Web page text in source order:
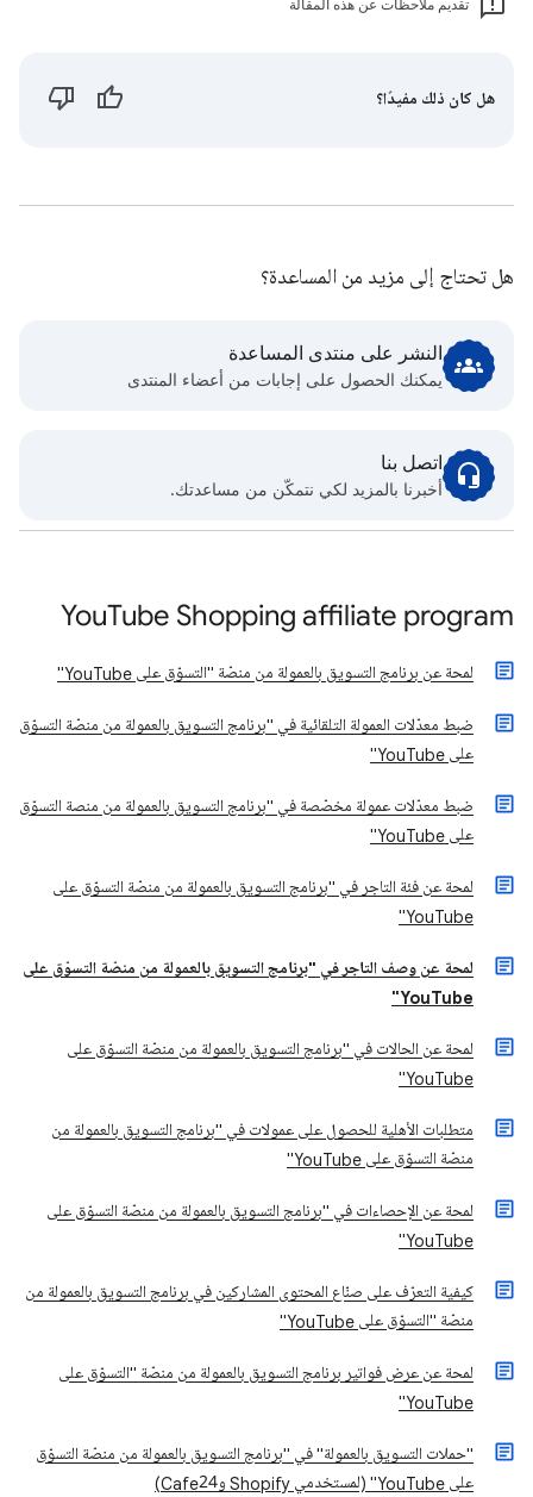
تقديم ملاحظات عن هذه المقالة
هل كان ذلك مفيدًا؟
هل تحتاج إلى مزيد من المساعدة؟
النشر على منتدى المساعدة
يمكنك الحصول على إجابات من أعضاء المنتدى
اتصل بنا
أخبرنا بالمزيد لكي نتمكّن من مساعدتك.
YouTube Shopping affiliate program
لمحة عن برنامج التسويق بالعمولة من منصّة "التسوّق على YouTube"
ضبط معدّلات العمولة التلقائية في "برنامج التسويق بالعمولة من منصّة التسوّق
على YouTube"
ضبط معدّلات عمولة مخصّصة في "برنامج التسويق بالعمولة من منصة التسوّق
على YouTube"
لمحة عن فئة التاجر في "برنامج التسويق بالعمولة من منصّة التسوّق على
YouTube"
لمحة عن وصف التاجر في "برنامج التسويق بالعمولة من منصّة التسوّق على
YouTube"
لمحة عن الحالات في "برنامج التسويق بالعمولة من منصّة التسوّق على
YouTube"
متطلبات الأهلية للحصول على عمولات في "برنامج التسويق بالعمولة من
منصّة التسوّق على YouTube"
لمحة عن الإحصاءات في "برنامج التسويق بالعمولة من منصّة التسوّق على
YouTube"
كيفية التعرّف على صنّاع المحتوى المشاركين في برنامج التسويق بالعمولة من
منصّة "التسوّق على YouTube"
لمحة عن عرض فواتير برنامج التسويق بالعمولة من منصّة "التسوّق على
YouTube"
"حملات التسويق بالعمولة" في "برنامج التسويق بالعمولة من منصّة التسوّق
على YouTube" (لمستخدمي Shopify وCafe24)